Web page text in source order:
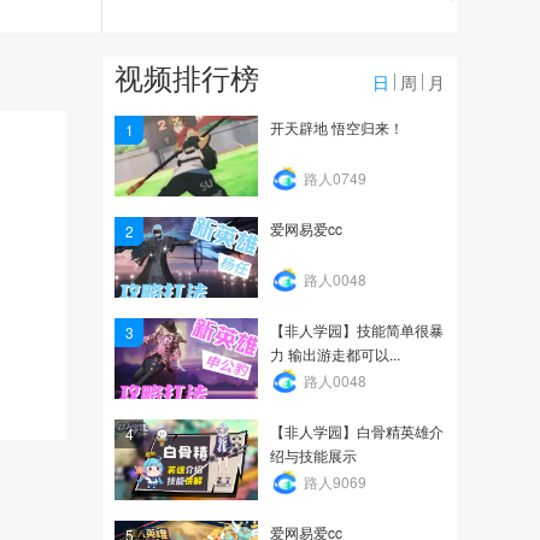
1.3万
【非人学园】黑白无常介
绍与技能展示
2.6万
视频排行榜 日 周 月
1 开天辟地 悟空归来！
路人0749
2 爱网易爱cc
路人0048
3
【非人学园】技能简单很暴
力 输出游走都可以...
路人0048
4
【非人学园】白骨精英雄介
绍与技能展示
路人9069
5 爱网易爱cc